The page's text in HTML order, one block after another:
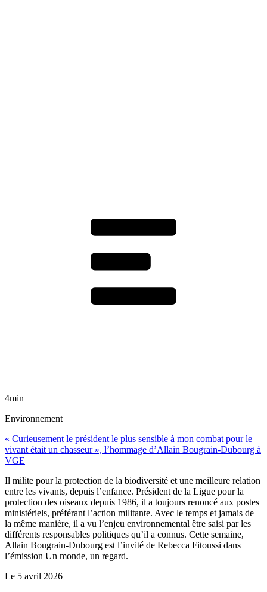
4min
Environnement
« Curieusement le président le plus sensible à mon combat pour le
vivant était un chasseur », l’hommage d’Allain Bougrain-Dubourg à
VGE
Il milite pour la protection de la biodiversité et une meilleure relation
entre les vivants, depuis l’enfance. Président de la Ligue pour la
protection des oiseaux depuis 1986, il a toujours renoncé aux postes
ministériels, préférant l’action militante. Avec le temps et jamais de
la même manière, il a vu l’enjeu environnemental être saisi par les
différents responsables politiques qu’il a connus. Cette semaine,
Allain Bougrain-Dubourg est l’invité de Rebecca Fitoussi dans
l’émission Un monde, un regard.
Le 5 avril 2026